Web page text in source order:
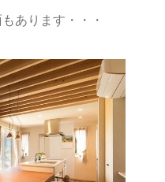
あります・・・